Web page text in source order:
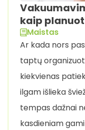
kaip
Maistas
Ar kada nors
taptų
kiekvienas
ilgam išlieka
tempas dažnai
kasdieniam